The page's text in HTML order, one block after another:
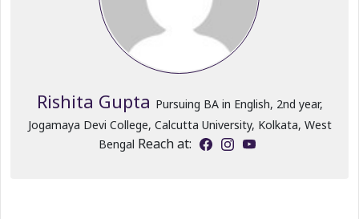
Rishita Gupta Pursuing BA in English, 2nd year,
Jogamaya Devi College, Calcutta University, Kolkata, West
Bengal Reach at: